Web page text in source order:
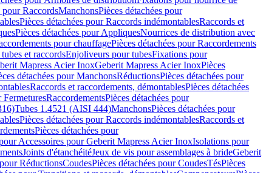
pour RaccordsManchonsPièces détachées pour
Pièces détachées pour Raccords indémontablesRaccords et
Pièces détachées pour AppliquesNourrices de distribution avec
pour chauffagePièces détachées pour Raccordements
et raccordsEnjoliveurs pour tubesFixations pour
Mapress Acier InoxGeberit Mapress Acier InoxPièces
détachées pour ManchonsRéductionsPièces détachées pour
Raccords et raccordements, démontablesPièces détachées
FermeturesRaccordementsPièces détachées pour
Tubes 1.4521 (AISI 444)ManchonsPièces détachées pour
Pièces détachées pour Raccords indémontablesRaccords et
Pièces détachées pour
Accessoires pour Geberit Mapress Acier InoxIsolations pour
Joints d'étanchéitéJeux de vis pour assemblages à brideGeberit
RéductionsCoudesPièces détachées pour CoudesTésPièces